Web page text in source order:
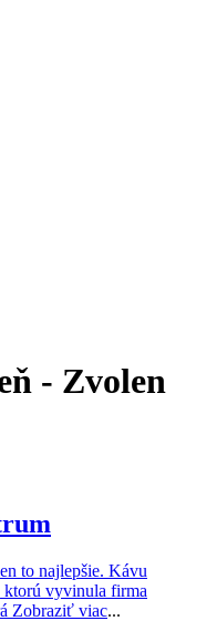
- Zvolen
to najlepšie. Kávu
ktorú vyvinula firma
Zobraziť viac...